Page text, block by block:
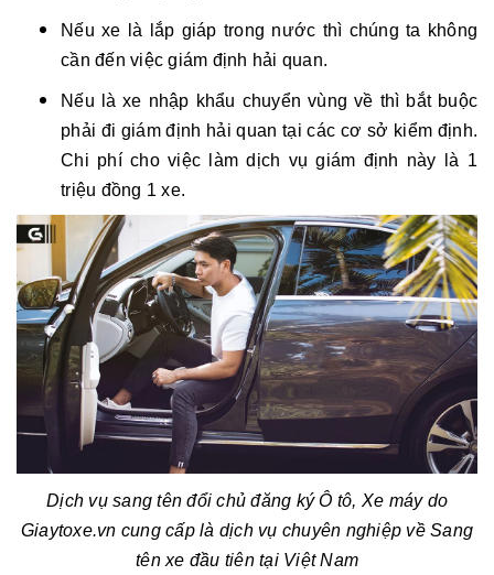
Nếu xe là lắp giáp trong nước thì chúng ta không
cần đến việc giám định hải quan.
Nếu là xe nhập khẩu chuyển vùng về thì bắt buộc
phải đi giám định hải quan tại các cơ sở kiểm định.
Chi phí cho việc làm dịch vụ giám định này là 1
triệu đồng 1 xe.
Dịch vụ sang tên đổi chủ đăng ký Ô tô, Xe máy do
Giaytoxe.vn cung cấp là dịch vụ chuyên nghiệp về Sang
tên xe đầu tiên tại Việt Nam